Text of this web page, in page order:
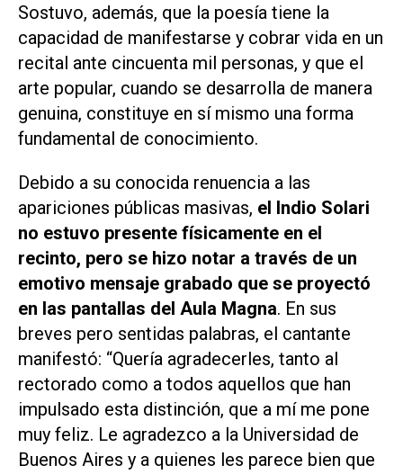
Sostuvo, además, que la poesía tiene la
capacidad de manifestarse y cobrar vida en un
recital ante cincuenta mil personas, y que el
arte popular, cuando se desarrolla de manera
genuina, constituye en sí mismo una forma
fundamental de conocimiento.
Debido a su conocida renuencia a las
apariciones públicas masivas, el Indio Solari
no estuvo presente físicamente en el
recinto, pero se hizo notar a través de un
emotivo mensaje grabado que se proyectó
en las pantallas del Aula Magna. En sus
breves pero sentidas palabras, el cantante
manifestó: “Quería agradecerles, tanto al
rectorado como a todos aquellos que han
impulsado esta distinción, que a mí me pone
muy feliz. Le agradezco a la Universidad de
Buenos Aires y a quienes les parece bien que